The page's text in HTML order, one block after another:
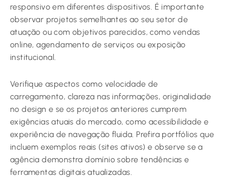
responsivo em diferentes dispositivos. É importante
observar projetos semelhantes ao seu setor de
atuação ou com objetivos parecidos, como vendas
online, agendamento de serviços ou exposição
institucional.
Verifique aspectos como velocidade de
carregamento, clareza nas informações, originalidade
no design e se os projetos anteriores cumprem
exigências atuais do mercado, como acessibilidade e
experiência de navegação fluida. Prefira portfólios que
incluem exemplos reais (sites ativos) e observe se a
agência demonstra domínio sobre tendências e
ferramentas digitais atualizadas.